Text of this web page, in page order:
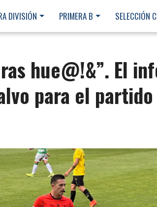
DIVISIÓN PRIMERA B SELECCIÓN
hue@!&”. El
para el